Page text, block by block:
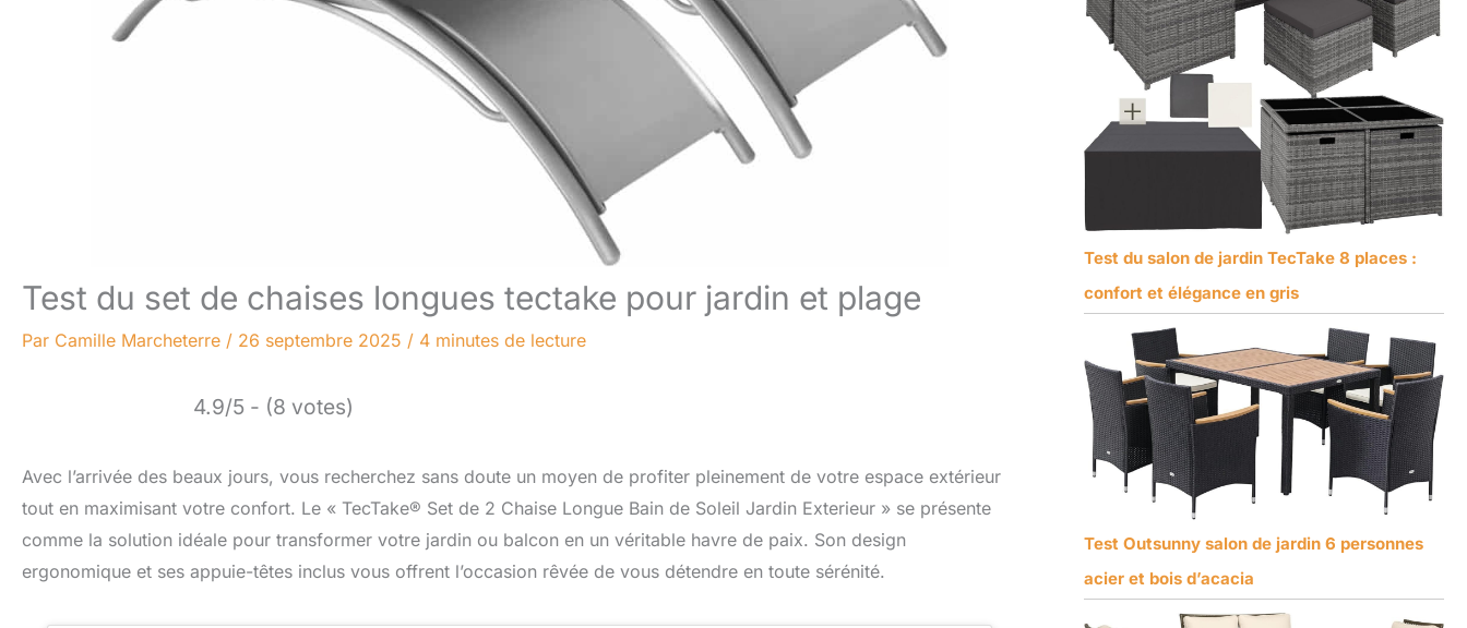
Test du set de chaises longues tectake pour jardin et plage
Par Camille Marcheterre / 26 septembre 2025 / 4 minutes de lecture
4.9/5 - (8 votes)
Avec l’arrivée des beaux jours, vous recherchez sans doute un moyen de profiter pleinement de votre espace extérieur
tout en maximisant votre confort. Le « TecTake® Set de 2 Chaise Longue Bain de Soleil Jardin Exterieur » se présente
comme la solution idéale pour transformer votre jardin ou balcon en un véritable havre de paix. Son design
ergonomique et ses appuie-têtes inclus vous offrent l’occasion rêvée de vous détendre en toute sérénité.
Test du salon de jardin TecTake 8 places :
confort et élégance en gris
Test Outsunny salon de jardin 6 personnes
acier et bois d’acacia